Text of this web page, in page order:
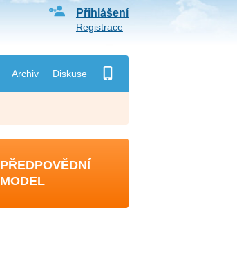
Archiv Diskuse
Přihlášení
Registrace
PŘEDPOVĚDNÍ
MODEL